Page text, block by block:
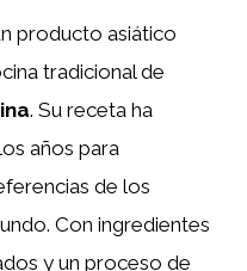
producto asiático
tradicional de
. Su receta ha
años para
de los
Con ingredientes
y un proceso de